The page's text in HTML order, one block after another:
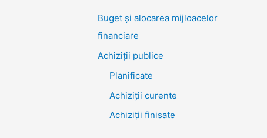
Buget și alocarea mijloacelor
financiare
Achiziţii publice
Planificate
Achiziții curente
Achiziții finisate